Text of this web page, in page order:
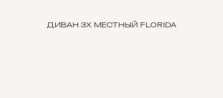
ДИВАН 3Х МЕСТНЫЙ FLORIDA